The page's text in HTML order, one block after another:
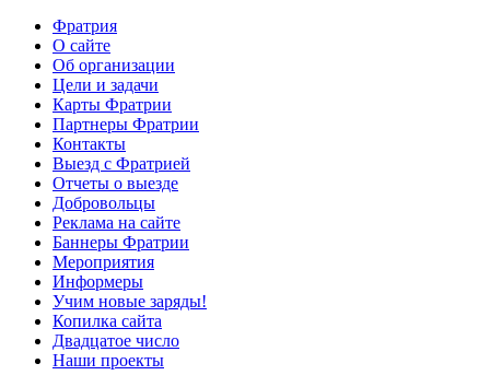
Фратрия
О сайте
Об организации
Цели и задачи
Карты Фратрии
Партнеры Фратрии
Контакты
Выезд с Фратрией
Отчеты о выезде
Добровольцы
Реклама на сайте
Баннеры Фратрии
Мероприятия
Информеры
Учим новые заряды!
Копилка сайта
Двадцатое число
Наши проекты